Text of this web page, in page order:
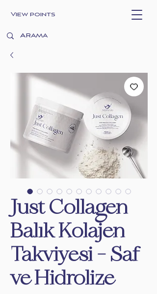
View points
Just Collagen
Balık Kolajen
Takviyesi - Saf
ve Hidrolize